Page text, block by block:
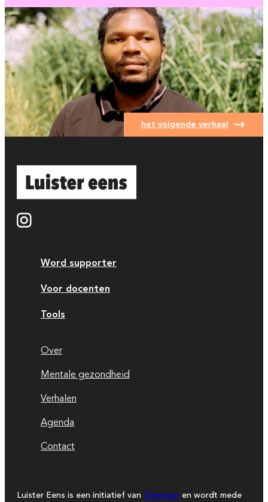
het volgende verhaal
Word supporter
Voor docenten
Tools
Over
Mentale gezondheid
Verhalen
Agenda
Contact
Luister Eens is een initiatief van Diversion en wordt mede